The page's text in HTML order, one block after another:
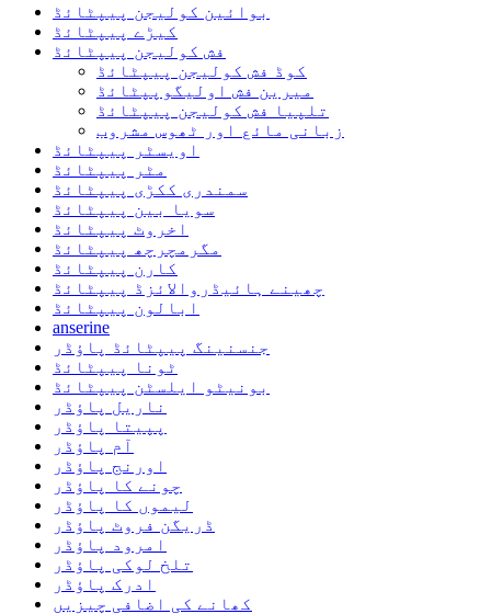
بوائین کولیجن پیپٹائڈ
کیڑے پیپٹائڈ
فش کولیجن پیپٹائڈ
کوڈ فش کولیجن پیپٹائڈ
میرین فش اولیگوپپٹائڈ
تلپیا فش کولیجن پیپٹائڈ
زبانی مائع اور ٹھوس مشروب
اویسٹر پیپٹائڈ
مٹر پیپٹائڈ
سمندری ککڑی پیپٹائڈ
سویا بین پیپٹائڈ
اخروٹ پیپٹائڈ
مگرمچرچھ پیپٹائڈ
کارن پیپٹائڈ
چھینے ہائیڈروالائزڈ پیپٹائڈ
ابالون پیپٹائڈ
anserine
جنسنینگ پیپٹائڈ پاؤڈر
ٹونا پیپٹائڈ
بونیٹو ایلسٹن پیپٹائڈ
ناریل پاؤڈر
پپیتا پاؤڈر
آم پاؤڈر
اورنج پاؤڈر
چونے کا پاؤڈر
لیموں کا پاؤڈر
ڈریگن فروٹ پاؤڈر
امرود پاؤڈر
تلخ لوکی پاؤڈر
ادرک پاؤڈر
کھانے کی اضافی چیزیں